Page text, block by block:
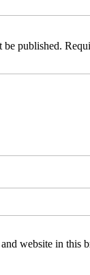
be published.
website in this